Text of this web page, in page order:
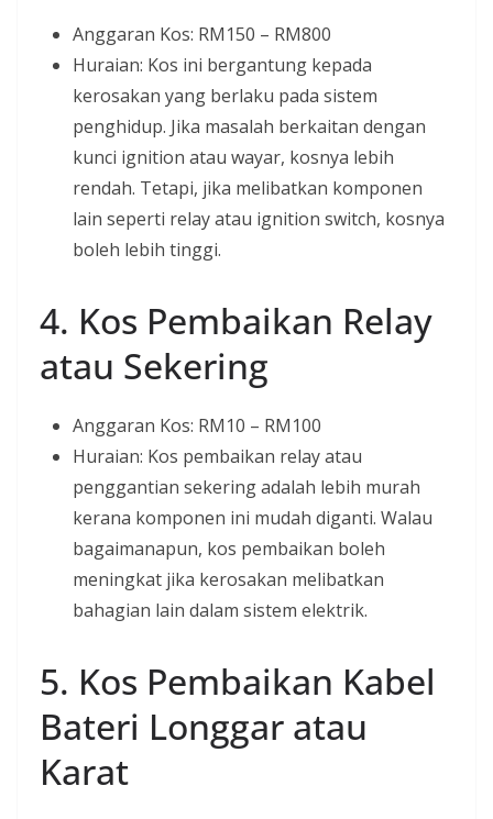
Anggaran Kos: RM150 – RM800
Huraian: Kos ini bergantung kepada
kerosakan yang berlaku pada sistem
penghidup. Jika masalah berkaitan dengan
kunci ignition atau wayar, kosnya lebih
rendah. Tetapi, jika melibatkan komponen
lain seperti relay atau ignition switch, kosnya
boleh lebih tinggi.
4. Kos Pembaikan Relay
atau Sekering
Anggaran Kos: RM10 – RM100
Huraian: Kos pembaikan relay atau
penggantian sekering adalah lebih murah
kerana komponen ini mudah diganti. Walau
bagaimanapun, kos pembaikan boleh
meningkat jika kerosakan melibatkan
bahagian lain dalam sistem elektrik.
5. Kos Pembaikan Kabel
Bateri Longgar atau
Karat